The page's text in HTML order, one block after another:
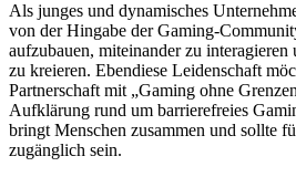
Als junges und dynamisches
von der Hingabe der Gaming-
aufzubauen, miteinander zu
zu kreieren. Ebendiese Leidenschaft
Partnerschaft mit „Gaming ohne
Aufklärung rund um barrierefreies
bringt Menschen zusammen und sollte
zugänglich sein.